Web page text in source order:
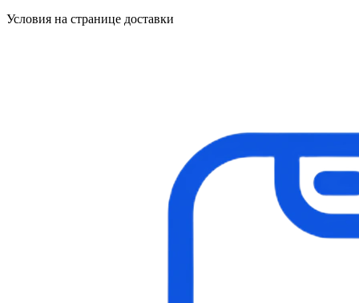
Условия на странице доставки